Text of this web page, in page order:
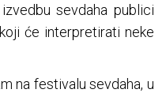
sevdaha publici
će interpretirati neke
na festivalu sevdaha, u